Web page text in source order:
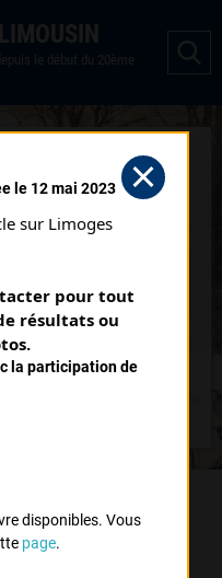
le début du 20ème
eu lieu:
1
1
le 12 mai 2023
sur Limoges
pour tout
résultats ou
la participation de
disponibles. Vous
page.